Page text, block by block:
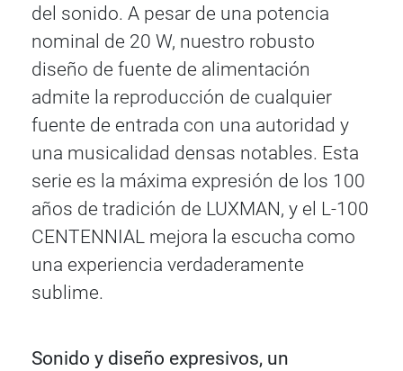
del sonido. A pesar de una potencia
nominal de 20 W, nuestro robusto
diseño de fuente de alimentación
admite la reproducción de cualquier
fuente de entrada con una autoridad y
una musicalidad densas notables. Esta
serie es la máxima expresión de los 100
años de tradición de LUXMAN, y el L-100
CENTENNIAL mejora la escucha como
una experiencia verdaderamente
sublime.
Sonido y diseño expresivos, un